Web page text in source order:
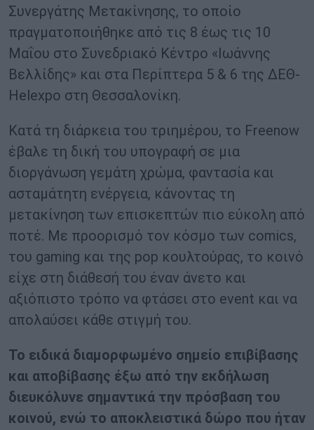
Συνεργάτης Μετακίνησης, το οποίο
πραγματοποιήθηκε από τις 8 έως τις 10
Μαΐου στο Συνεδριακό Κέντρο «Ιωάννης
Βελλίδης» και στα Περίπτερα 5 & 6 της ΔΕΘ-
Helexpo στη Θεσσαλονίκη.
Κατά τη διάρκεια του τριημέρου, το Freenow
έβαλε τη δική του υπογραφή σε μια
διοργάνωση γεμάτη χρώμα, φαντασία και
ασταμάτητη ενέργεια, κάνοντας τη
μετακίνηση των επισκεπτών πιο εύκολη από
ποτέ. Με προορισμό τον κόσμο των comics,
του gaming και της pop κουλτούρας, το κοινό
είχε στη διάθεσή του έναν άνετο και
αξιόπιστο τρόπο να φτάσει στο event και να
απολαύσει κάθε στιγμή του.
Το ειδικά διαμορφωμένο σημείο επιβίβασης
και αποβίβασης έξω από την εκδήλωση
διευκόλυνε σημαντικά την πρόσβαση του
κοινού, ενώ το αποκλειστικά δώρο που ήταν